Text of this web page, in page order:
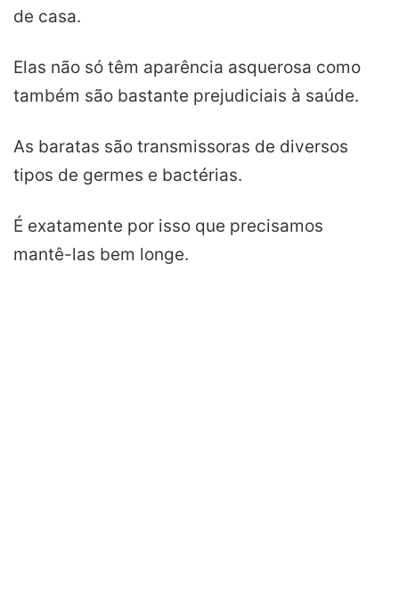
de casa.
Elas não só têm aparência asquerosa como
também são bastante prejudiciais à saúde.
As baratas são transmissoras de diversos
tipos de germes e bactérias.
É exatamente por isso que precisamos
mantê-las bem longe.